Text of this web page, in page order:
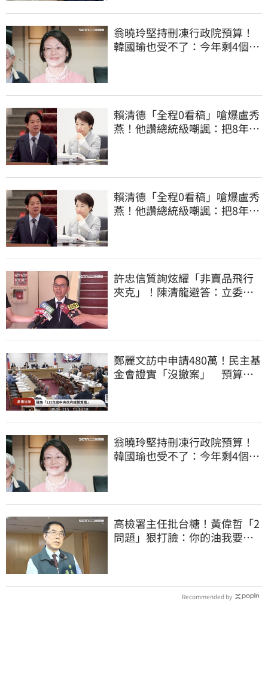
翁曉玲堅持刪凍行政院預算！
韓國瑜也受不了：今年剩4個月
賴清德「全程0看稿」嗆爆盧秀
燕！他讚總統級嘲諷：把8年總
賴清德「全程0看稿」嗆爆盧秀
燕！他讚總統級嘲諷：把8年總
許忠信質詢炫耀「非賣品飛行
夾克」！陳清龍避答：立委質
鄭麗文訪中申請480萬！民主基
金會證實「沒撤案」 預算被
翁曉玲堅持刪凍行政院預算！
韓國瑜也受不了：今年剩4個月
高檢署主任批台糖！黃偉哲「2
問題」狠打臉：你的油我要通
Recommended by